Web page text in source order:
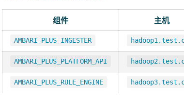
组件 主机
AMBARI_PLUS_INGESTER
AMBARI_PLUS_PLATFORM_API
AMBARI_PLUS_RULE_ENGINE